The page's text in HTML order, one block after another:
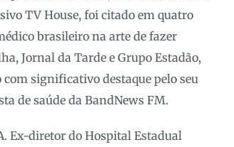
TV House, foi citado em quatro
brasileiro na arte de fazer
Jornal da Tarde e Grupo Estadão,
significativo destaque pelo seu
de saúde da BandNews FM.
Ex-diretor do Hospital Estadual